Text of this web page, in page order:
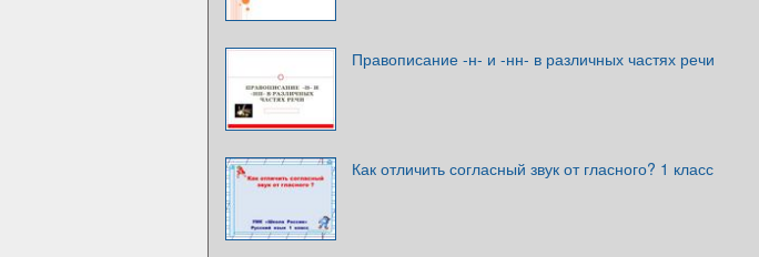
Правописание -н- и -нн- в различных частях речи
Как отличить согласный звук от гласного? 1 класс